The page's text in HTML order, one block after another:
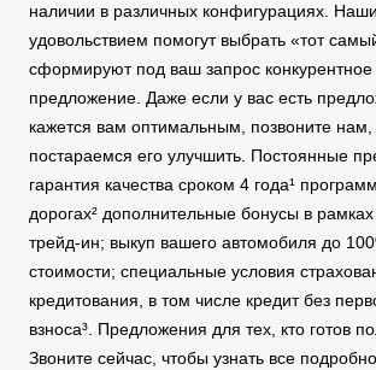
наличии в различных конфигурациях.
удовольствием помогут выбрать «тот
сформируют под ваш запрос
предложение. Даже если у вас есть
кажется вам оптимальным, позвоните
постараемся его улучшить. Постоянные
гарантия качества сроком 4 года¹
дорогах² дополнительные бонусы в
трейд-ин; выкуп вашего автомобиля до
стоимости; специальные условия
кредитования, в том числе кредит без
взноса³. Предложения для тех, кто готов
Звоните сейчас, чтобы узнать все